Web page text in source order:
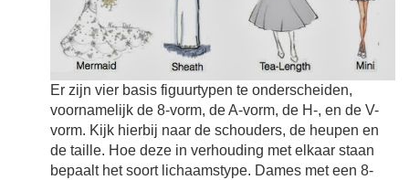
Er zijn vier basis figuurtypen te onderscheiden,
voornamelijk de 8-vorm, de A-vorm, de H-, en de V-
vorm. Kijk hierbij naar de schouders, de heupen en
de taille. Hoe deze in verhouding met elkaar staan
bepaalt het soort lichaamstype. Dames met een 8-